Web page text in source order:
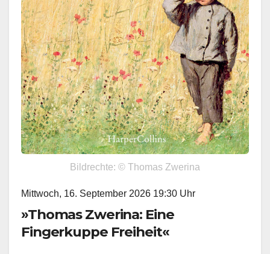
Bildrechte: © Thomas Zwerina
Mittwoch, 16. September 2026 19:30 Uhr
»Thomas Zwerina: Eine
Fingerkuppe Freiheit«